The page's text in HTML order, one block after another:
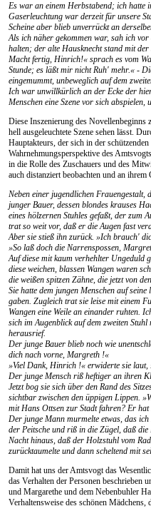
Es war an einem Herbstabend; ich hatte
Gaserleuchtung war derzeit für unsere
Scheine aber blieb unverrückt an
Als ich näher gekommen war, sah ich
halten; der alte Hausknecht stand mit
Macht fertig, Hinrich!« sprach es vom
Stunde; es läßt mir nicht Ruh' mehr.« -
eingemummt, unbeweglich auf dem
Ich war unwillkürlich an der Ecke der
Menschen eine Szene vor sich
Diese Inszenierung des Novellenbeginns
hell ausgeleuchtete Szene sehen lässt.
Hauptakteurs, der sich in der
Wahrnehmungsperspektive des
in die Rolle des Zuschauers und des
auch distanziert beobachten und an
Neben einer jugendlichen Frauengestalt,
junger Bauer, dessen blondes krauses
eines hölzernen Stuhles gefaßt, der zum
trat so weit vor, daß er die Augen fast
Aber sie stieß ihn zurück. »Ich brauch'
»So laß doch die Narrenspossen,
Auf diese mit kaum verhehlter Ungeduld
diese weichen, blassen Wangen waren
die weißen spitzen Zähne, die jetzt von
Sie hatte dem jungen Menschen auf
gaben. Zugleich trat sie leise mit einem
Wangen eine Weile an einander ruhten.
sich im Augenblick auf dem zweiten
herausrief.
Der junge Bauer blieb noch wie
dich nach vorne, Margreth !«
»Viel Dank, Hinrich !« erwiderte sie laut,
Der junge Mensch riß heftiger an ihren
Jetzt bog sie sich über den Rand des
sichtbar zwischen den üppigen Lippen.
mit Hans Ottsen zur Stadt fahren? Er
Der junge Mann murmelte etwas, das
der Peitsche und riß in die Zügel, daß
Nacht hinaus, daß der Holzstuhl vom
zurücktaumelte und dann scheltend mit
Damit hat uns der Amtsvogt das
das Verhalten der Personen
und Margarethe und dem Nebenbuhler
Verhaltensweise des schönen